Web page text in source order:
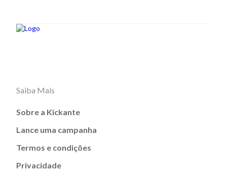
Saiba Mais
Sobre a Kickante
Lance uma campanha
Termos e condições
Privacidade